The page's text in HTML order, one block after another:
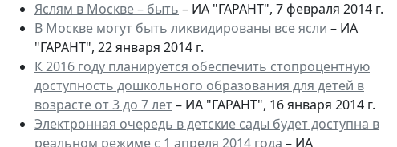
Яслям в Москве – быть – ИА "ГАРАНТ", 7 февраля 2014 г.
В Москве могут быть ликвидированы все ясли – ИА
"ГАРАНТ", 22 января 2014 г.
К 2016 году планируется обеспечить стопроцентную
доступность дошкольного образования для детей в
возрасте от 3 до 7 лет– ИА "ГАРАНТ", 16 января 2014 г.
Электронная очередь в детские сады будет доступна в
реальном режиме с 1 апреля 2014 года – ИА